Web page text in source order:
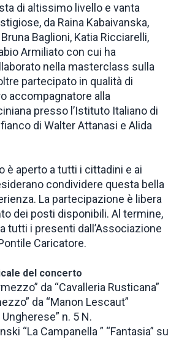
di altissimo livello e vanta
da Raina Kabaivanska,
Baglioni, Katia Ricciarelli,
Armiliato con cui ha
nella masterclass sulla
partecipato in qualità di
accompagnatore alla
presso l’Istituto Italiano di
di Walter Attanasi e Alida
è aperto a tutti i cittadini e ai
condividere questa bella
La partecipazione è libera
dei posti disponibili. Al termine,
tutti i presenti dall’Associazione
Caricatore.
del concerto
da “Cavalleria Rusticana”
da “Manon Lescaut”
n. 5 N.
“La Campanella ” “Fantasia” su